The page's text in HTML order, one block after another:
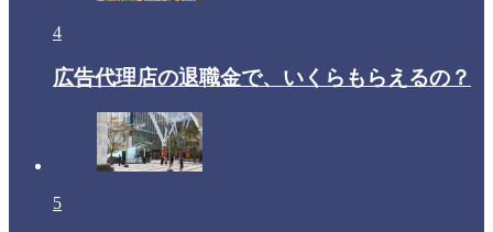
4
広告代理店の退職金で、いくらもらえるの？
5